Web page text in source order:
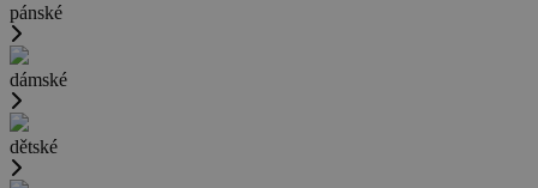
pánské
dámské
dětské